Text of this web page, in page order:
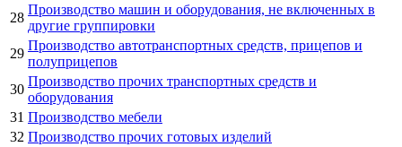
28
Производство машин и оборудования, не включенных в
другие группировки
29
Производство автотранспортных средств, прицепов и
полуприцепов
30
Производство прочих транспортных средств и
оборудования
31 Производство мебели
32 Производство прочих готовых изделий